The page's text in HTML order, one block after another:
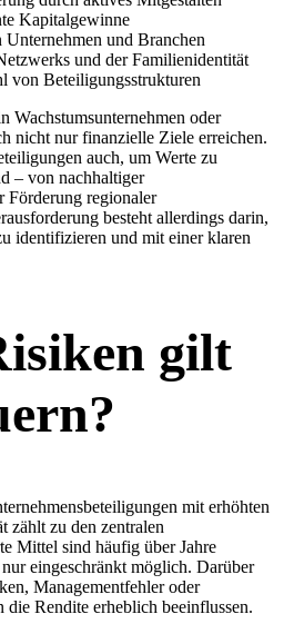
Kapitalgewinne
und Branchen
und der Familienidentität
von Beteiligungsstrukturen
Wachstumsunternehmen oder
nicht nur finanzielle Ziele erreichen.
auch, um Werte zu
– von nachhaltiger
Förderung regionaler
besteht allerdings darin,
identifizieren und mit einer klaren
gilt
mit erhöhten
zählt zu den zentralen
Mittel sind häufig über Jahre
eingeschränkt möglich. Darüber
Managementfehler oder
die Rendite erheblich beeinflussen.